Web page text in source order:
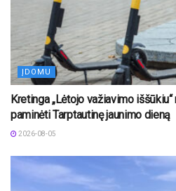
ĮDOMU
Kretinga „Lėtojo važiavimo
paminėti Tarptautinę jaunimo dieną
2026-08-05